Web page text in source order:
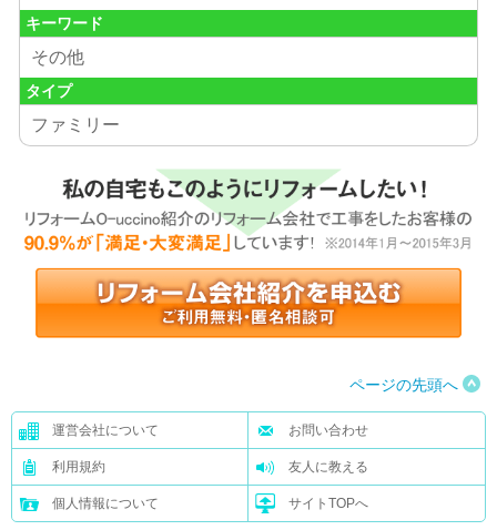
キーワード
その他
タイプ
ファミリー
ページの先頭へ
運営会社について お問い合わせ
利用規約 友人に教える
個人情報について サイトTOPへ